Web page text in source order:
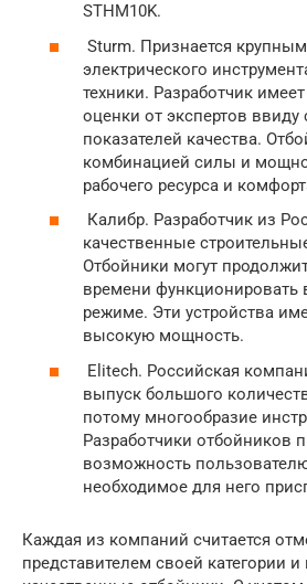
STHM10K.
Sturm. Признается
электрического
техники. Разработчик
оценки от экспертов
показателей качества.
комбинацией силы и
рабочего ресурса и
Калибр. Разработчик из
качественные
Отбойники могут
времени функционировать
режиме. Эти устройства
высокую мощность.
Elitech. Российская
выпуск большого
потому многообразие
Разработчики отбойников
возможность
необходимое для него
Каждая из компаний считается
представителем своей категории